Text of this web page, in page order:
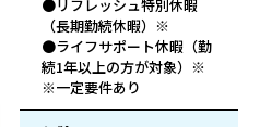
●リフレッシュ特別休暇
（長期勤続休暇）※
●ライフサポート休暇（勤
続1年以上の方が対象）※
※一定要件あり